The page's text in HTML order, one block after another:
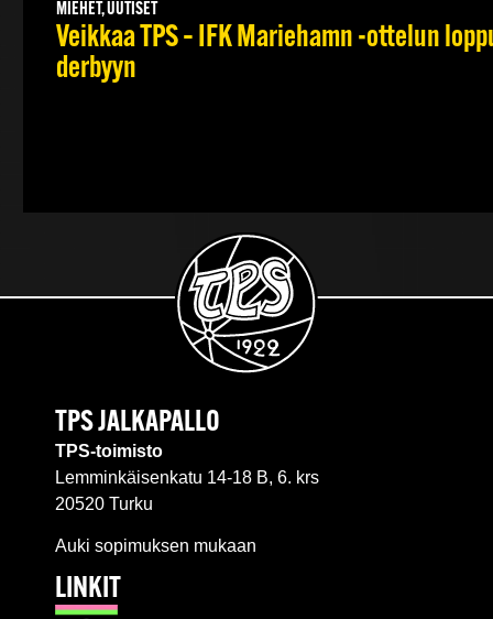
MIEHET, UUTISET
Veikkaa TPS – IFK Mariehamn -ottelun
derbyyn
TPS JALKAPALLO
TPS-toimisto
Lemminkäisenkatu 14-18 B, 6. krs
20520 Turku
Auki sopimuksen mukaan
LINKIT